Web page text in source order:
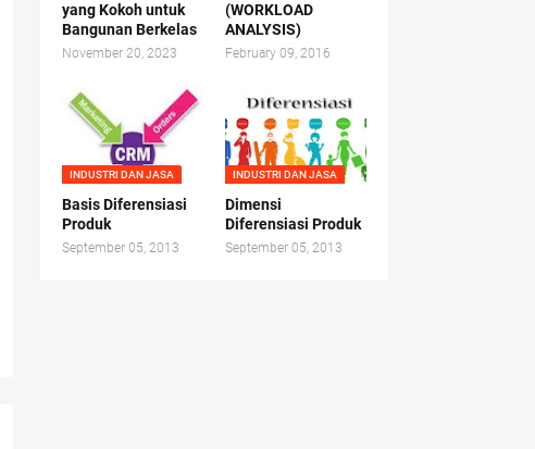
yang Kokoh untuk
Bangunan Berkelas
November 20, 2023
(WORKLOAD
ANALYSIS)
February 09, 2016
INDUSTRI DAN JASA
Basis Diferensiasi
Produk
September 05, 2013
INDUSTRI DAN JASA
Dimensi
Diferensiasi Produk
September 05, 2013